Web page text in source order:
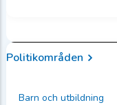
Politikområden
Barn och utbildning